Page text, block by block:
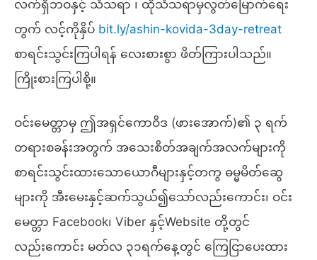
လက်ရှိဘဝနှင့် သံသရာ ၊ ထိုသံသရာမှလွတ်မြောက်ရေး
တွက် လင့်ကိုနှိပ် bit.ly/ashin-kovida-3day-retreat
စာရင်းသွင်းကြပါရန် လေးစားစွာ ဖိတ်ကြားပါသည်။
ကြိုးစားကြပါစို့။
ဝင်းမေတ္တာမှ ဤအရှင်ကောဝိဒ (ဖားအောက်)၏ ၃ ရက်
တရားစခန်းအတွက် အသေးစိတ်အချက်အလက်များကို
စာရင်းသွင်းထားသောယောဂီများနှင့်တကွ ဓမ္မမိတ်ဆွေ
များကို အီးမေးနှင့်ဆက်သွယ်၍သော်လည်းကောင်း၊ ဝင်း
မေတ္တာ Facebook၊ Viber နှင့်Website တို့တွင်
လည်းကောင်း မတ်လ ၃၁ရက်နေ့တွင် ကြေငြာပေးထား